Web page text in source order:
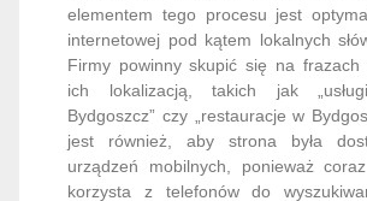
elementem tego procesu jest
internetowej pod kątem lokalnych
Firmy powinny skupić się na frazach
ich lokalizacją, takich jak
Bydgoszcz” czy „restauracje w
jest również, aby strona była
urządzeń mobilnych, ponieważ
korzysta z telefonów do